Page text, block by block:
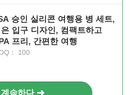
승인 실리콘 여행용 병 세트,
은 입구 디자인, 컴팩트하고
프리, 간편한 여행
： 100
계속하다